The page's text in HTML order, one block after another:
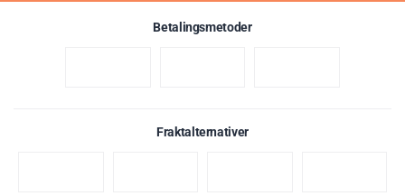
Betalingsmetoder
Fraktalternativer